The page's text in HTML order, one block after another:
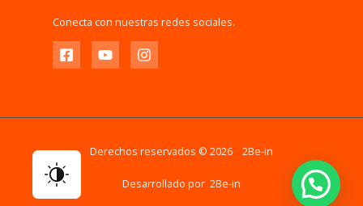
Conecta con nuestras redes sociales.
Derechos reservados © 2026 2Be-in
Desarrollado por 2Be-in